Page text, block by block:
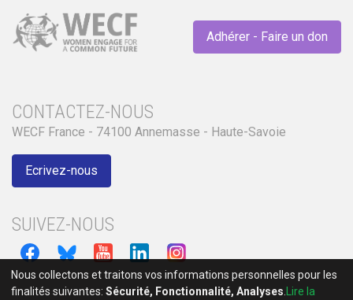
Adhérer - Faire un don
CONTACTEZ-NOUS
WECF France - 74100 Annemasse - Haute-Savoie
Ecrivez-nous
SUIVEZ-NOUS
Nous collectons et traitons vos informations personnelles pour les
finalités suivantes: Sécurité, Fonctionnalité, Analyses Lire la